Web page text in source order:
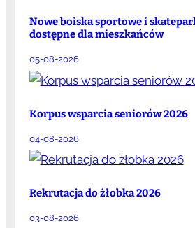
Nowe boiska sportowe i
dostępne dla mieszkańców
05-08-2026
Korpus wsparcia seniorów 2026
04-08-2026
Rekrutacja do żłobka 2026
03-08-2026